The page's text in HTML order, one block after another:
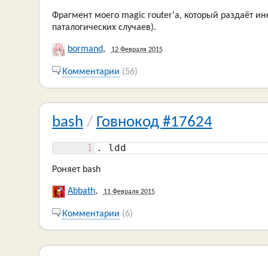
Фрагмент моего magic router'а, который раздаёт
паталогических случаев).
bormand, 12 Февраля 2015
Комментарии (56)
bash / Говнокод #17624
1 . ldd
Роняет bash
Abbath, 11 Февраля 2015
Комментарии (6)